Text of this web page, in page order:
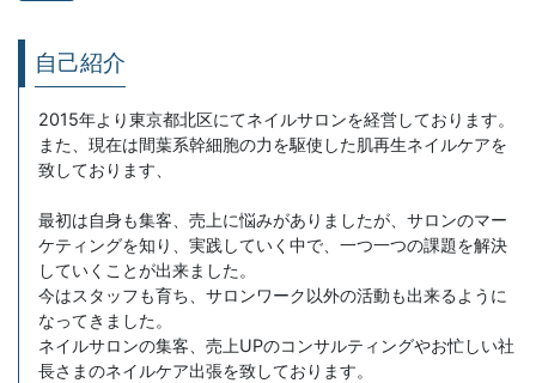
自己紹介
2015年より東京都北区にてネイルサロンを経営しております。
また、現在は間葉系幹細胞の力を駆使した肌再生ネイルケアを
致しております、
最初は自身も集客、売上に悩みがありましたが、サロンのマー
ケティングを知り、実践していく中で、一つ一つの課題を解決
していくことが出来ました。
今はスタッフも育ち、サロンワーク以外の活動も出来るように
なってきました。
ネイルサロンの集客、売上UPのコンサルティングやお忙しい社
長さまのネイルケア出張を致しております。